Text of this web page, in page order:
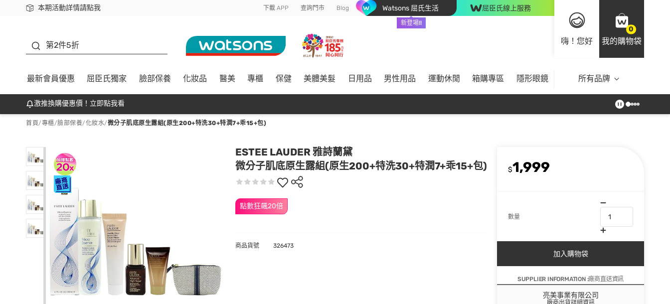
本期活動詳情請點我
下載app最高回饋$350 下載 APP 查詢門市 Blog Watsons 屈氏生活
新登場!!
屈臣氏線上服務
嗨！您好
0
我的購物袋
第2件5折
最新會員優惠 屈臣氏獨家 臉部保養 化妝品 醫美 專櫃 保健 美體美髮 日用品 男性用品 運動休閒 箱購專區 隱形眼鏡 所有品牌
激推換購優惠價！立即點我看
首頁/專櫃/臉部保養/化妝水/微分子肌底原生露組(原生200+特洗30+特潤7+乖15+包)
ESTEE LAUDER 雅詩蘭黛
微分子肌底原生露組(原生200+特洗30+特潤7+乖15+包)
點數狂飆20倍
$1,999
數量
加入購物袋
SUPPLIER INFORMATION :廠商直送資訊
亮美事業有限公司
廠商出貨詳細資訊
商品貨號 326473